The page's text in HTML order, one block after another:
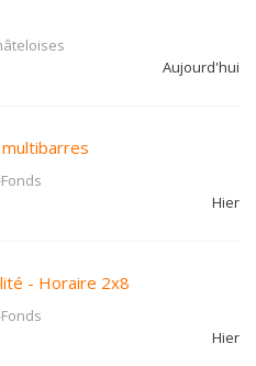
Aujourd'hui
multibarres
Hier
- Horaire 2x8
Hier